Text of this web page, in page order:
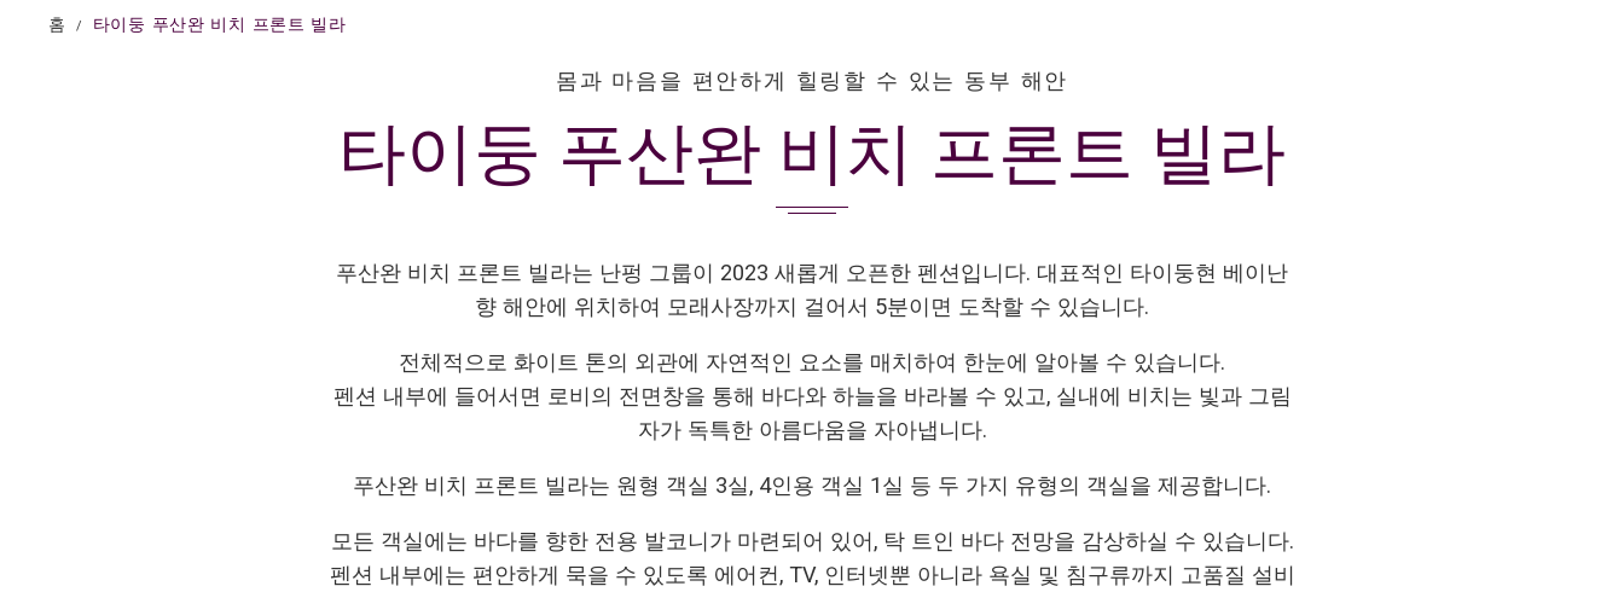
홈 타이둥 푸산완 비치 프론트 빌라
타이둥 푸산완 비치 프론트 빌라
몸과 마음을 편안하게 힐링할 수 있는 동부 해안
푸산완 비치 프론트 빌라는 난펑 그룹이 2023 새롭게 오픈한 펜션입니다. 대표적인 타이둥현 베이난
향 해안에 위치하여 모래사장까지 걸어서 5분이면 도착할 수 있습니다.
전체적으로 화이트 톤의 외관에 자연적인 요소를 매치하여 한눈에 알아볼 수 있습니다.
펜션 내부에 들어서면 로비의 전면창을 통해 바다와 하늘을 바라볼 수 있고, 실내에 비치는 빛과 그림
자가 독특한 아름다움을 자아냅니다.
푸산완 비치 프론트 빌라는 원형 객실 3실, 4인용 객실 1실 등 두 가지 유형의 객실을 제공합니다.
모든 객실에는 바다를 향한 전용 발코니가 마련되어 있어, 탁 트인 바다 전망을 감상하실 수 있습니다.
펜션 내부에는 편안하게 묵을 수 있도록 에어컨, TV, 인터넷뿐 아니라 욕실 및 침구류까지 고품질 설비